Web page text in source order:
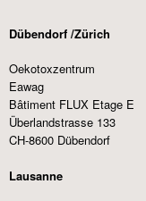
Dübendorf /Zürich
Oekotoxzentrum
Eawag
Bâtiment FLUX Etage E
Überlandstrasse 133
CH-8600 Dübendorf
Lausanne